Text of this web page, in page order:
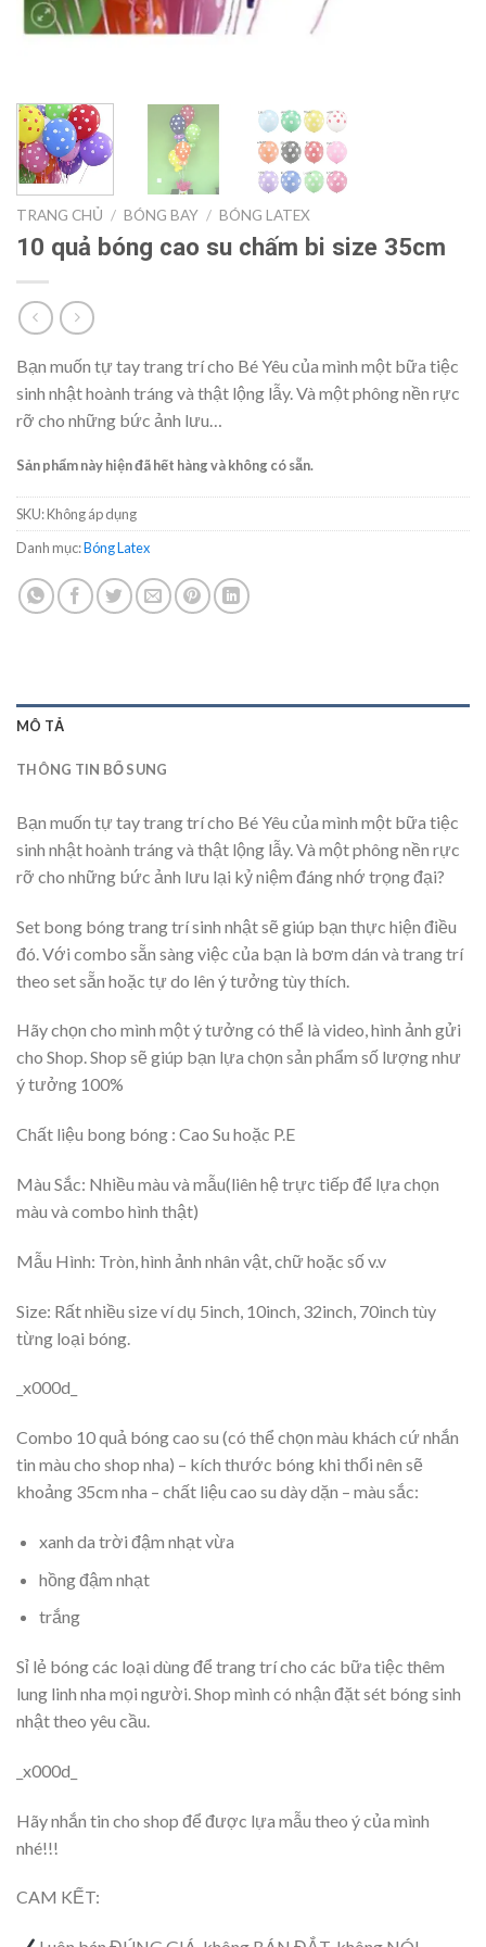
TRANG CHỦ / BÓNG BAY / BÓNG LATEX
10 quả bóng cao su chấm bi size 35cm
Bạn muốn tự tay trang trí cho Bé Yêu của mình một bữa tiệc
sinh nhật hoành tráng và thật lộng lẫy. Và một phông nền rực
rỡ cho những bức ảnh lưu…
Sản phẩm này hiện đã hết hàng và không có sẵn.
SKU:Không áp dụng
Danh mục:Bóng Latex
MÔ TẢ
THÔNG TIN BỔ SUNG
Bạn muốn tự tay trang trí cho Bé Yêu của mình một bữa tiệc
sinh nhật hoành tráng và thật lộng lẫy. Và một phông nền rực
rỡ cho những bức ảnh lưu lại kỷ niệm đáng nhớ trọng đại?
Set bong bóng trang trí sinh nhật sẽ giúp bạn thực hiện điều
đó. Với combo sẵn sàng việc của bạn là bơm dán và trang trí
theo set sẵn hoặc tự do lên ý tưởng tùy thích.
Hãy chọn cho mình một ý tưởng có thể là video, hình ảnh gửi
cho Shop. Shop sẽ giúp bạn lựa chọn sản phẩm số lượng như
ý tưởng 100%
Chất liệu bong bóng : Cao Su hoặc P.E
Màu Sắc: Nhiều màu và mẫu(liên hệ trực tiếp để lựa chọn
màu và combo hình thật)
Mẫu Hình: Tròn, hình ảnh nhân vật, chữ hoặc số v.v
Size: Rất nhiều size ví dụ 5inch, 10inch, 32inch, 70inch tùy
từng loại bóng.
_x000d_
Combo 10 quả bóng cao su (có thể chọn màu khách cứ nhắn
tin màu cho shop nha) – kích thước bóng khi thổi nên sẽ
khoảng 35cm nha – chất liệu cao su dày dặn – màu sắc:
xanh da trời đậm nhạt vừa
hồng đậm nhạt
trắng
Sỉ lẻ bóng các loại dùng để trang trí cho các bữa tiệc thêm
lung linh nha mọi người. Shop mình có nhận đặt sét bóng sinh
nhật theo yêu cầu.
_x000d_
Hãy nhắn tin cho shop để được lựa mẫu theo ý của mình
nhé!!!
CAM KẾT: